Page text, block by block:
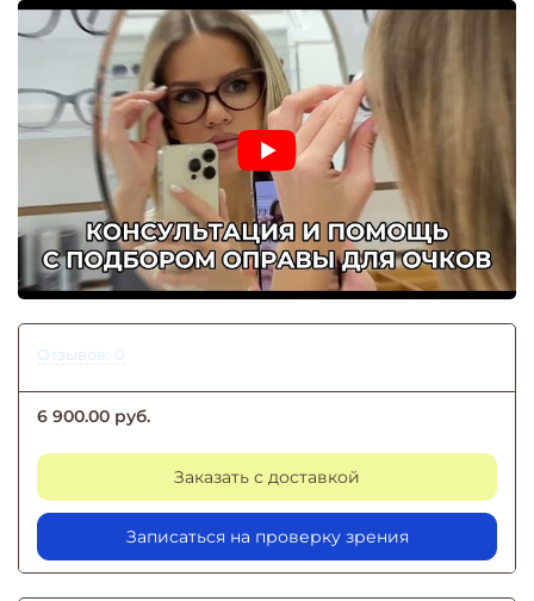
Отзывов: 0
6 900.00 руб.
Заказать с доставкой
Записаться на проверку зрения